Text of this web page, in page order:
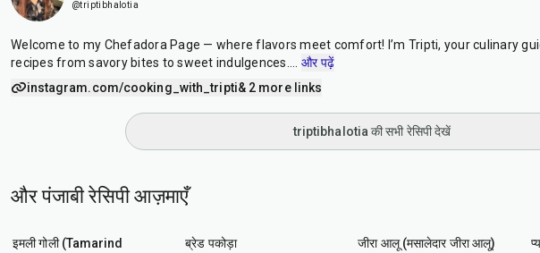
@triptibhalotia
Welcome to my Chefadora Page — where flavors meet comfort! I’m Tripti, your culinary
recipes from savory bites to sweet indulgences.
और पढ़ें
instagram.com/cooking_with_tripti& 2 more links
triptibhalotia की सभी रेसिपी देखें
और पंजाबी रेसिपी आज़माएँ
इमली गोली (Tamarind
ब्रेड पकोड़ा जीरा आलू (मसालेदार जीरा आलू)